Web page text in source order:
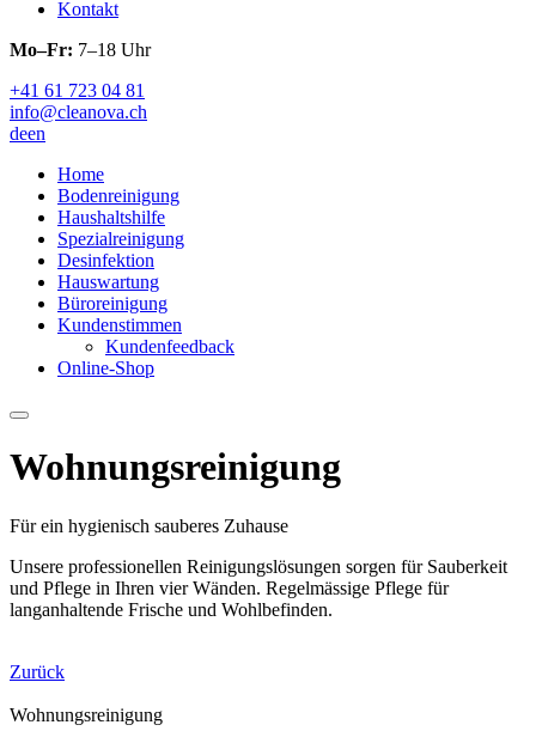
Kontakt
Mo–Fr: 7–18 Uhr
+41 61 723 04 81
info@cleanova.ch
deen
Home
Bodenreinigung
Haushaltshilfe
Spezialreinigung
Desinfektion
Hauswartung
Büroreinigung
Kundenstimmen
Kundenfeedback
Online-Shop
Wohnungsreinigung
Für ein hygienisch sauberes Zuhause
Unsere professionellen Reinigungslösungen sorgen für Sauberkeit
und Pflege in Ihren vier Wänden. Regelmässige Pflege für
langanhaltende Frische und Wohlbefinden.
Zurück
Wohnungsreinigung